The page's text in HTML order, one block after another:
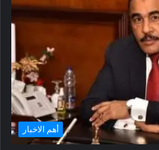
أهم الاخبار